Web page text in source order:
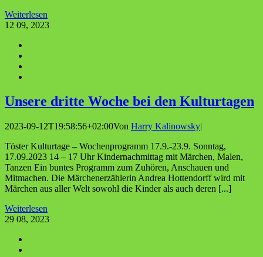
Weiterlesen
12 09, 2023
Unse­re drit­te Woche bei den Kulturtagen
2023-09-12T19:58:56+02:00Von Harry Kalinowsky|
Töster Kulturtage – Wochenprogramm 17.9.-23.9. Sonntag,
17.09.2023 14 – 17 Uhr Kindernachmittag mit Märchen, Malen,
Tanzen Ein buntes Programm zum Zuhören, Anschauen und
Mitmachen. Die Märchenerzählerin Andrea Hottendorff wird mit
Märchen aus aller Welt sowohl die Kinder als auch deren [...]
Weiterlesen
29 08, 2023